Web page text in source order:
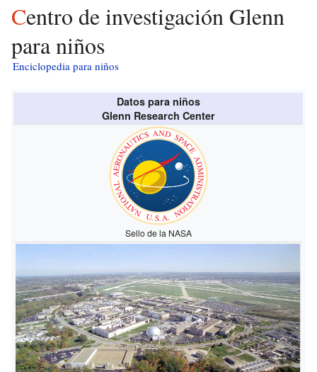
Centro de investigación Glenn
para niños
Enciclopedia para niños
Datos para niños
Glenn Research Center
Sello de la NASA